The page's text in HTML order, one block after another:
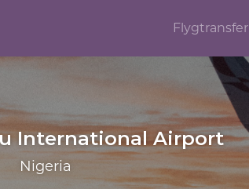
Flygtransfer
International Airport
Nigeria